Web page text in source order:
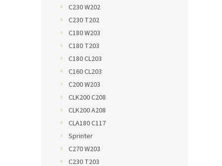
C230 W202
C230 T202
C180 W203
C180 T203
C180 CL203
C160 CL203
C200 W203
CLK200 C208
CLK200 A208
CLA180 C117
Sprinter
C270 W203
C230 T203